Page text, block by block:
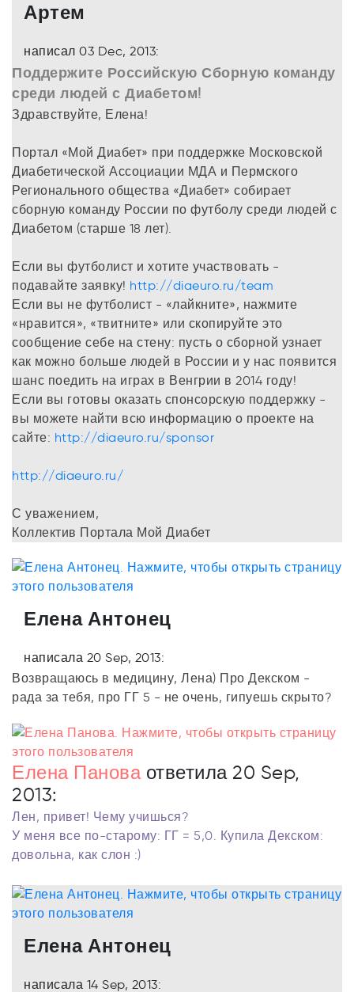
Артем
написал 03 Dec, 2013:
Поддержите Российскую Сборную команду
среди людей с Диабетом!
Здравствуйте, Елена!
Портал «Мой Диабет» при поддержке Московской
Диабетической Ассоциации МДА и Пермского
Регионального общества «Диабет» собирает
сборную команду России по футболу среди людей с
Диабетом (старше 18 лет).
Если вы футболист и хотите участвовать -
подавайте заявку! http://diaeuro.ru/team
Если вы не футболист - «лайкните», нажмите
«нравится», «твитните» или скопируйте это
сообщение себе на стену: пусть о сборной узнает
как можно больше людей в России и у нас появится
шанс поедить на играх в Венгрии в 2014 году!
Если вы готовы оказать спонсорскую поддержку -
вы можете найти всю информацию о проекте на
сайте: http://diaeuro.ru/sponsor
http://diaeuro.ru/
С уважением,
Коллектив Портала Мой Диабет
Елена Антонец
написала 20 Sep, 2013:
Возвращаюсь в медицину, Лена) Про Декском -
рада за тебя, про ГГ 5 - не очень, гипуешь скрыто?
Елена Пановаответила 20 Sep,
2013:
Лен, привет! Чему учишься?
У меня все по-старому: ГГ = 5,0. Купила Декском:
довольна, как слон :)
Елена Антонец
написала 14 Sep, 2013: